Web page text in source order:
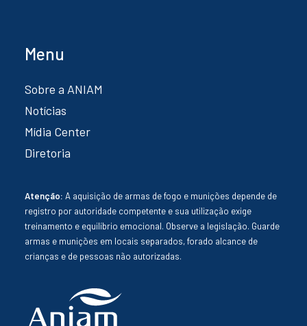
Menu
Sobre a ANIAM
Notícias
Mídia Center
Diretoria
Atenção: A aquisição de armas de fogo e munições depende de
registro por autoridade competente e sua utilização exige
treinamento e equilíbrio emocional. Observe a legislação. Guarde
armas e munições em locais separados, forado alcance de
crianças e de pessoas não autorizadas.